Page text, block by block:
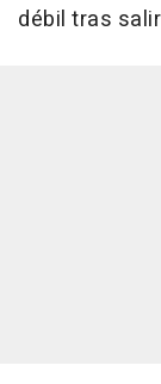
débil tras